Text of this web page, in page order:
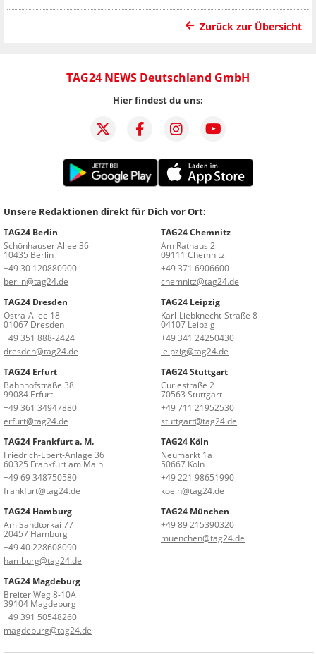
Zurück zur Übersicht
TAG24 NEWS Deutschland GmbH
Hier findest du uns:
Unsere Redaktionen direkt für Dich vor Ort:
TAG24 Berlin
Schönhauser Allee 36
10435 Berlin
+49 30 120880900
berlin@tag24.de
TAG24 Chemnitz
Am Rathaus 2
09111 Chemnitz
+49 371 6906600
chemnitz@tag24.de
TAG24 Dresden
Ostra-Allee 18
01067 Dresden
+49 351 888-2424
dresden@tag24.de
TAG24 Leipzig
Karl-Liebknecht-Straße 8
04107 Leipzig
+49 341 24250430
leipzig@tag24.de
TAG24 Erfurt
Bahnhofstraße 38
99084 Erfurt
+49 361 34947880
erfurt@tag24.de
TAG24 Stuttgart
Curiestraße 2
70563 Stuttgart
+49 711 21952530
stuttgart@tag24.de
TAG24 Frankfurt a. M.
Friedrich-Ebert-Anlage 36
60325 Frankfurt am Main
+49 69 348750580
frankfurt@tag24.de
TAG24 Köln
Neumarkt 1a
50667 Köln
+49 221 98651990
koeln@tag24.de
TAG24 Hamburg
Am Sandtorkai 77
20457 Hamburg
+49 40 228608090
hamburg@tag24.de
TAG24 München
+49 89 215390320
muenchen@tag24.de
TAG24 Magdeburg
Breiter Weg 8-10A
39104 Magdeburg
+49 391 50548260
magdeburg@tag24.de